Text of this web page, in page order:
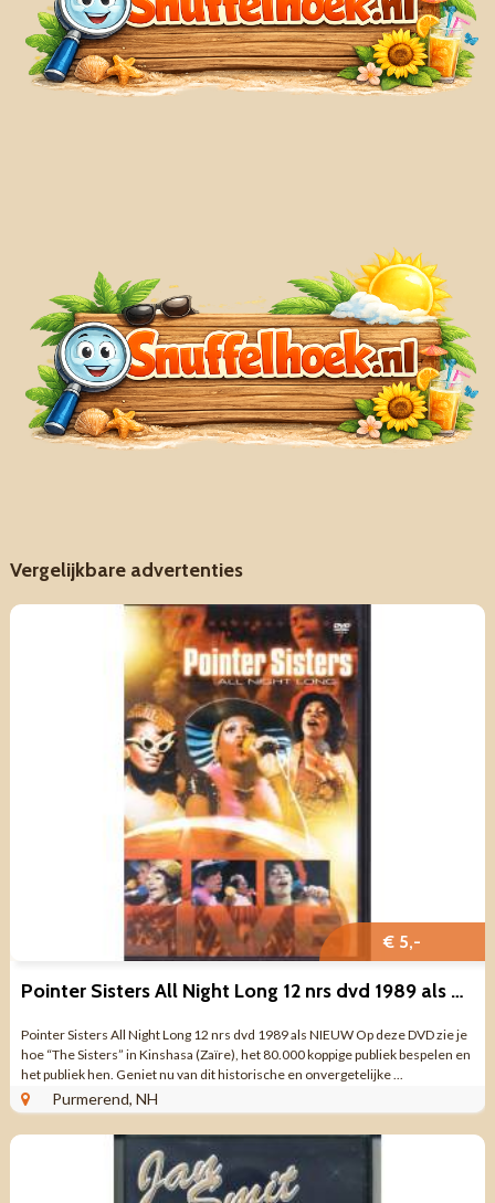
Vergelijkbare advertenties
€ 5,-
Pointer Sisters All Night Long 12 nrs dvd 1989 als NIEUW
Pointer Sisters All Night Long 12 nrs dvd 1989 als NIEUW Op deze DVD zie je
hoe “The Sisters” in Kinshasa (Zaïre), het 80.000 koppige publiek bespelen en
het publiek hen. Geniet nu van dit historische en onvergetelijke ...
Purmerend, NH